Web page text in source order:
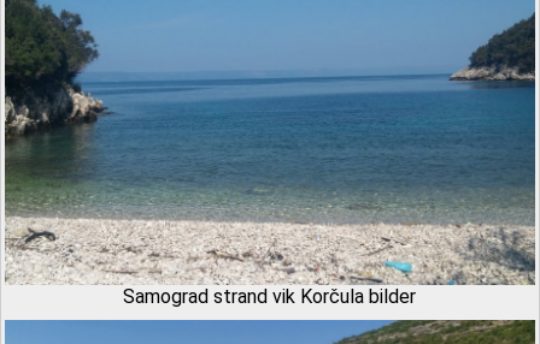
Samograd strand vik Korčula bilder